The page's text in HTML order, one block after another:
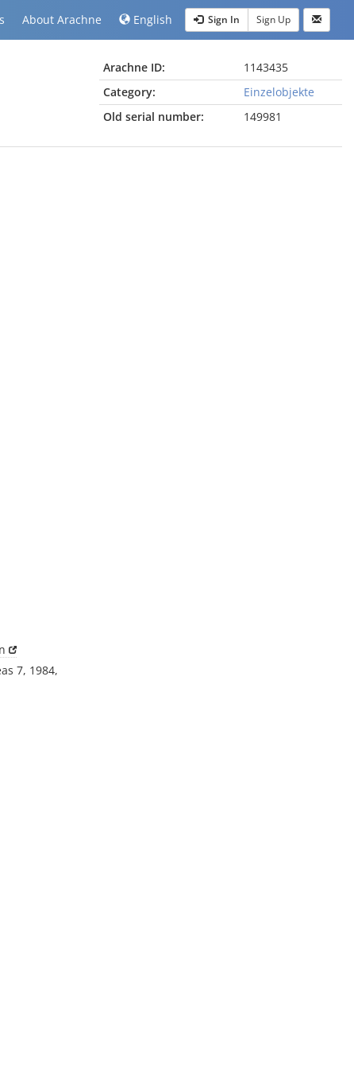
About Arachne English Sign In Sign Up
Arachne ID:
1143435
Category:
Einzelobjekte
Old serial number:
149981
7, 1984,